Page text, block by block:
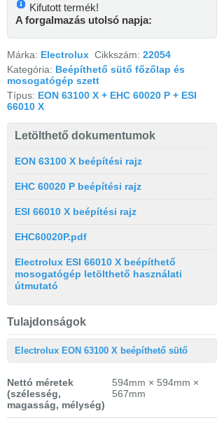
Kifutott termék!
A forgalmazás utolsó napja:
Márka: Electrolux Cikkszám: 22054
Kategória: Beépíthető sütő főzőlap és
mosogatógép szett
Típus: EON 63100 X + EHC 60020 P + ESI
66010 X
Letölthető dokumentumok
EON 63100 X beépítési rajz
EHC 60020 P beépítési rajz
ESI 66010 X beépítési rajz
EHC60020P.pdf
Electrolux ESI 66010 X beépíthető
mosogatógép letölthető használati
útmutató
Tulajdonságok
Electrolux EON 63100 X beépíthető sütő
Nettó méretek
(szélesség,
magasság, mélység)
594mm × 594mm ×
567mm